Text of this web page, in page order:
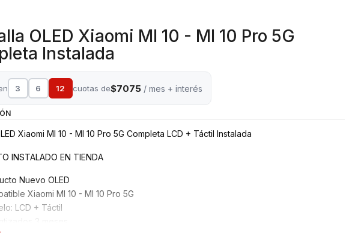
OLED Xiaomi MI 10 - MI 10 Pro 5G
Instalada
3 6 12 cuotas de$7075/ mes + interés
Xiaomi MI 10 - MI 10 Pro 5G Completa LCD + Táctil Instalada
INSTALADO EN TIENDA
Nuevo OLED
Xiaomi MI 10 - MI 10 Pro 5G
LCD + Táctil
3 meses